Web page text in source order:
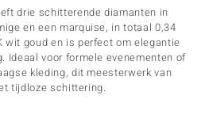
drie schitterende diamanten in
en een marquise, in totaal 0,34
wit goud en is perfect om elegantie
Ideaal voor formele evenementen of
kleding, dit meesterwerk van
tijdloze schittering.